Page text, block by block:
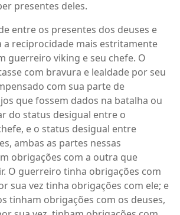
presentes deles.
entre os presentes dos deuses e
a reciprocidade mais estritamente
guerreiro viking e seu chefe. O
com bravura e lealdade por seu
com sua parte de
que fossem dados na batalha ou
do status desigual entre o
e o status desigual entre
ambas as partes nessas
obrigações com a outra que
O guerreiro tinha obrigações com
sua vez tinha obrigações com ele; e
tinham obrigações com os deuses,